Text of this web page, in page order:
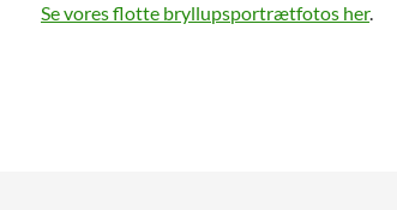
Se vores flotte bryllupsportrætfotos her.